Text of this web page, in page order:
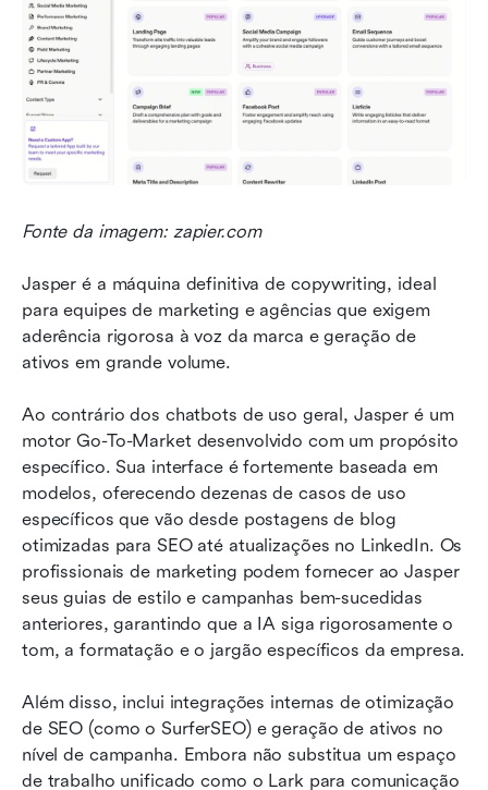
Fonte da imagem: zapier.com
Jasper é a máquina definitiva de copywriting, ideal
para equipes de marketing e agências que exigem
aderência rigorosa à voz da marca e geração de
ativos em grande volume.
Ao contrário dos chatbots de uso geral, Jasper é um
motor Go-To-Market desenvolvido com um propósito
específico. Sua interface é fortemente baseada em
modelos, oferecendo dezenas de casos de uso
específicos que vão desde postagens de blog
otimizadas para SEO até atualizações no LinkedIn. Os
profissionais de marketing podem fornecer ao Jasper
seus guias de estilo e campanhas bem-sucedidas
anteriores, garantindo que a IA siga rigorosamente o
tom, a formatação e o jargão específicos da empresa.
Além disso, inclui integrações internas de otimização
de SEO (como o SurferSEO) e geração de ativos no
nível de campanha. Embora não substitua um espaço
de trabalho unificado como o Lark para comunicação